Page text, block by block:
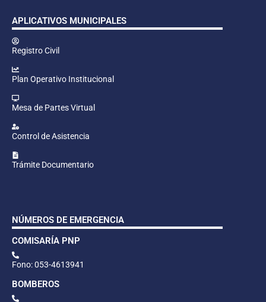
APLICATIVOS MUNICIPALES
Registro Civil
Plan Operativo Institucional
Mesa de Partes Virtual
Control de Asistencia
Trámite Documentario
NÚMEROS DE EMERGENCIA
COMISARÍA PNP
Fono: 053-4613941
BOMBEROS